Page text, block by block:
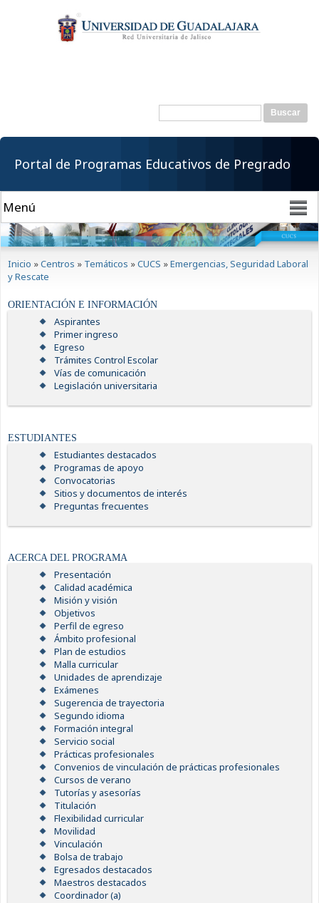
contenido
principal
Formulario de
Buscar
Portal de Programas Educativos de Pregrado
Inicio »Centros » Temáticos »CUCS »Emergencias, Seguridad Laboral
y Rescate
ORIENTACIÓN E INFORMACIÓN
Aspirantes
Primer ingreso
Egreso
Trámites Control Escolar
Vías de comunicación
Legislación universitaria
ESTUDIANTES
Estudiantes destacados
Programas de apoyo
Convocatorias
Sitios y documentos de interés
Preguntas frecuentes
ACERCA DEL PROGRAMA
Presentación
Calidad académica
Misión y visión
Objetivos
Perfil de egreso
Ámbito profesional
Plan de estudios
Malla curricular
Unidades de aprendizaje
Exámenes
Sugerencia de trayectoria
Segundo idioma
Formación integral
Servicio social
Prácticas profesionales
Convenios de vinculación de prácticas profesionales
Cursos de verano
Tutorías y asesorías
Titulación
Flexibilidad curricular
Movilidad
Vinculación
Bolsa de trabajo
Egresados destacados
Maestros destacados
Coordinador (a)